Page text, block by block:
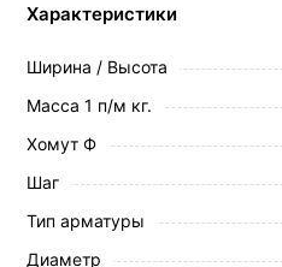
Характеристики
Ширина / Высота
Масса 1 п/м кг.
Хомут Ф
Шаг
Тип арматуры
Диаметр